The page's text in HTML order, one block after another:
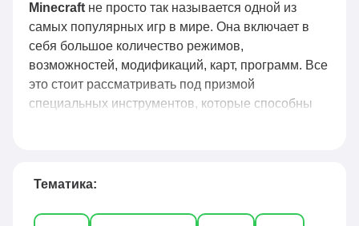
Minecraft не просто так называется одной из
самых популярных игр в мире. Она включает в
себя большое количество режимов,
возможностей, модификаций, карт, программ. Все
это стоит рассматривать под призмой
специальных инструментов, которые способны
захочется. Достаточно часто игроки обращают
соорудить действительно красный дом или любую
Тематика: